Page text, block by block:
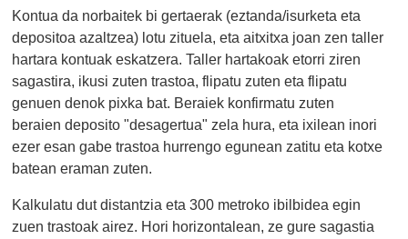
Kontua da norbaitek bi gertaerak (eztanda/isurketa eta
depositoa azaltzea) lotu zituela, eta aitxitxa joan zen taller
hartara kontuak eskatzera. Taller hartakoak etorri ziren
sagastira, ikusi zuten trastoa, flipatu zuten eta flipatu
genuen denok pixka bat. Beraiek konfirmatu zuten
beraien deposito "desagertua" zela hura, eta ixilean inori
ezer esan gabe trastoa hurrengo egunean zatitu eta kotxe
batean eraman zuten.
Kalkulatu dut distantzia eta 300 metroko ibilbidea egin
zuen trastoak airez. Hori horizontalean, ze gure sagastia